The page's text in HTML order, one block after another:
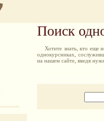
Поиск
Хотите знать, кто еще
однокурсниках,
на нашем сайте, введя